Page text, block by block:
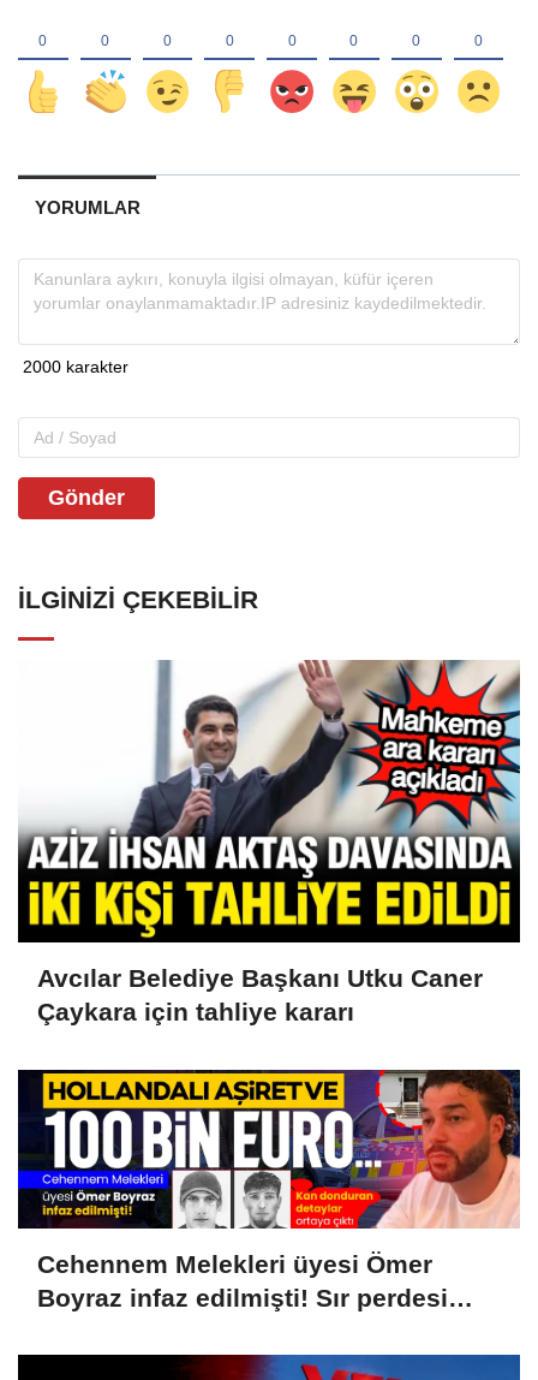
YORUMLAR
Gönder
İLGINIZI ÇEKEBILIR
Avcılar Belediye Başkanı Utku Caner
Çaykara için tahliye kararı
Cehennem Melekleri üyesi Ömer
Boyraz infaz edilmişti! Sır perdesi
Euroluk kanlı infaz